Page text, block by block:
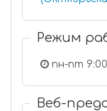
Режим
пн-пт
Веб-